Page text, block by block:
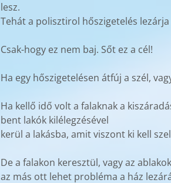
lesz.
Tehát a polisztirol hőszigetelés
Csak-hogy ez nem baj. Sőt ez a cél!
Ha egy hőszigetelésen átfúj a szél,
Ha kellő idő volt a falaknak a
bent lakók kilélegzésével
kerül a lakásba, amit viszont ki kell
De a falakon keresztül, vagy az
az más ott lehet probléma a ház